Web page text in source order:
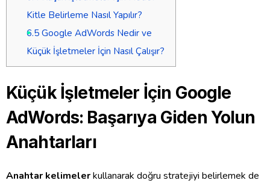
Kitle Belirleme Nasıl Yapılır?
6.5Google AdWords Nedir ve
Küçük İşletmeler İçin Nasıl Çalışır?
Küçük İşletmeler İçin Google
AdWords: Başarıya Giden Yolun
Anahtarları
Anahtar kelimelerkullanarak doğru stratejiyi belirlemek de